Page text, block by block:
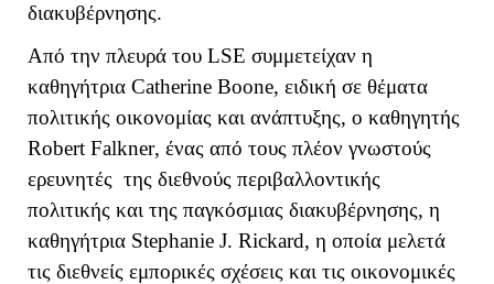
διακυβέρνησης.
Από την πλευρά του LSE συμμετείχαν η
καθηγήτρια Catherine Boone, ειδική σε θέματα
πολιτικής οικονομίας και ανάπτυξης, ο καθηγητής
Robert Falkner, ένας από τους πλέον γνωστούς
ερευνητές της διεθνούς περιβαλλοντικής
πολιτικής και της παγκόσμιας διακυβέρνησης, η
καθηγήτρια Stephanie J. Rickard, η οποία μελετά
τις διεθνείς εμπορικές σχέσεις και τις οικονομικές